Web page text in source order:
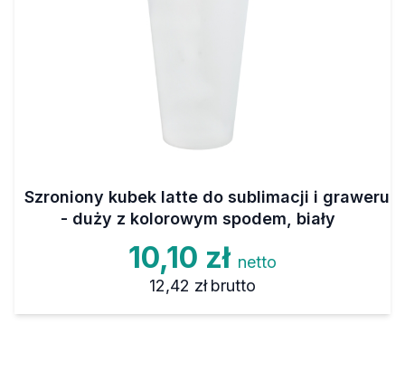
Szroniony kubek latte do sublimacji i graweru
- duży z kolorowym spodem, biały
10,10 zł netto
12,42 zł brutto